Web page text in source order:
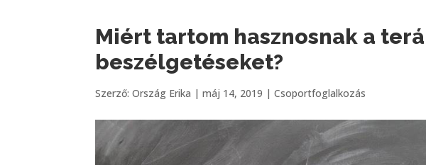
Miért tartom hasznosnak a
beszélgetéseket?
Szerző:Ország Erika |máj 14, 2019 |Csoportfoglalkozás